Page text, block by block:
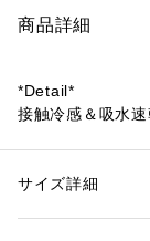
商品詳細
*Detail*
接触冷感＆吸水
太めの袖はロー
性別：レディース
素材：ポリエステ
サイズ詳細